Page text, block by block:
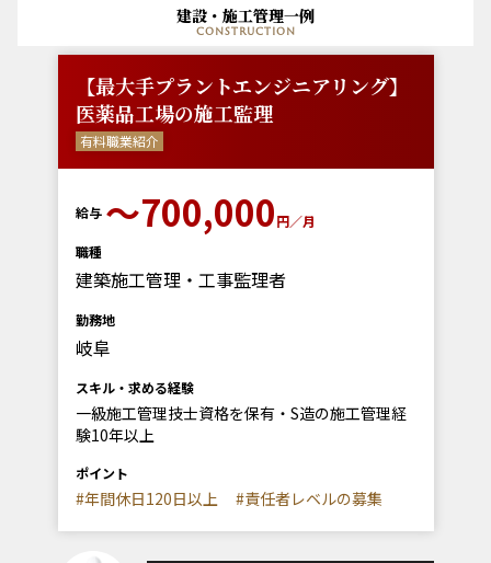
建設・施工管理一例
construction
【最大手プラントエンジニアリング】
医薬品工場の施工監理
有料職業紹介
給与 〜700,000円／月
職種
建築施工管理・工事監理者
勤務地
岐阜
スキル・求める経験
一級施工管理技士資格を保有・S造の施工管理経
験10年以上
ポイント
#年間休日120日以上 #責任者レベルの募集